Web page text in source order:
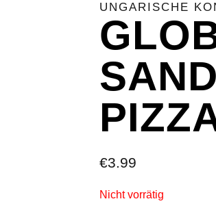
UNGARISCHE
€3.99
Nicht vorrätig